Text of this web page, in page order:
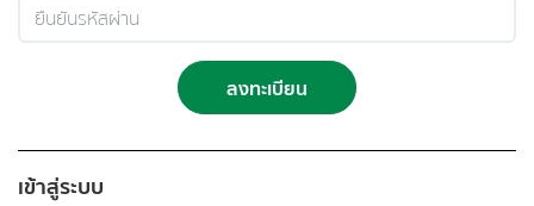
ลงทะเบียน
เข้าสู่ระบบ